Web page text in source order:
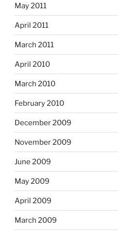
May 2011
April 2011
March 2011
April 2010
March 2010
February 2010
December 2009
November 2009
June 2009
May 2009
April 2009
March 2009